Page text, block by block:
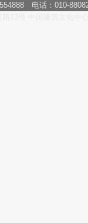
电话：010-